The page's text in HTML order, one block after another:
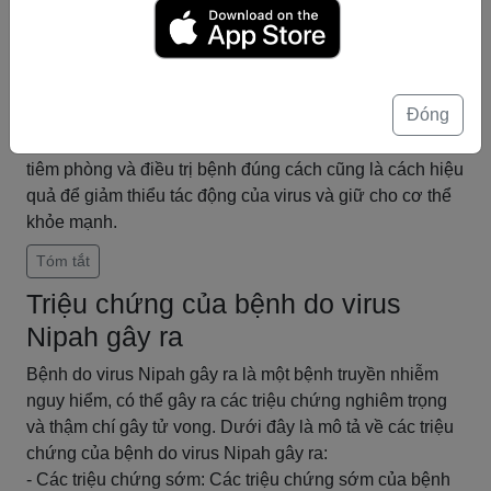
chứng tiến triển như viêm não, viêm phổi và suy tim, gây
ra các vấn đề nghiêm trọng cho sức khỏe.
Do đặc tính nguy hiểm của virus Nipah, việc phòng
ngừa là rất quan trọng để đảm bảo an toàn cho cộng
đồng. Việc giữ vệ sinh và sát trùng là cách hiệu quả
tiêm phòng và điều trị bệnh đúng cách cũng là cách hiệu
quả để giảm thiểu tác động của virus và giữ cho cơ thể
khỏe mạnh.
Tóm tắt
Triệu chứng của bệnh do virus
Nipah gây ra
Bệnh do virus Nipah gây ra là một bệnh truyền nhiễm
nguy hiểm, có thể gây ra các triệu chứng nghiêm trọng
và thậm chí gây tử vong. Dưới đây là mô tả về các triệu
chứng của bệnh do virus Nipah gây ra:
- Các triệu chứng sớm: Các triệu chứng sớm của bệnh
Đóng